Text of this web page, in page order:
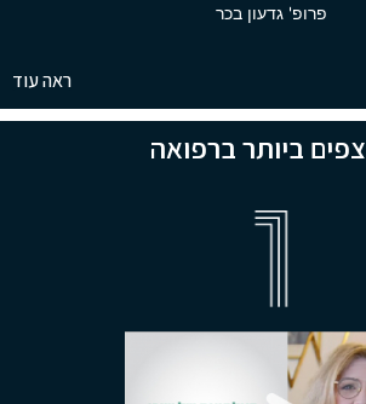
פרופ' גדעון בכר
ראה עוד
ביותר ברפואה